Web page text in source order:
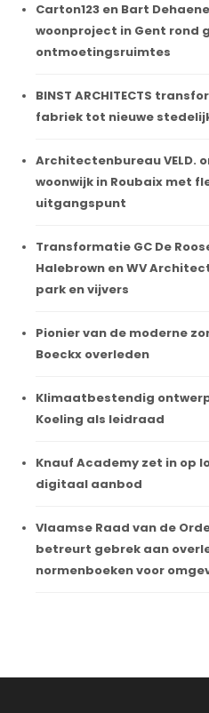
Carton123 en Bart
woonproject in Gent rond
ontmoetingsruimtes
BINST ARCHITECTS
fabriek tot nieuwe
Architectenbureau VELD.
woonwijk in Roubaix met
uitgangspunt
Transformatie GC De
Halebrown en WV
park en vijvers
Pionier van de moderne
Boeckx overleden
Klimaatbestendig
Koeling als leidraad
Knauf Academy zet in op
digitaal aanbod
Vlaamse Raad van de
betreurt gebrek aan
normenboeken voor